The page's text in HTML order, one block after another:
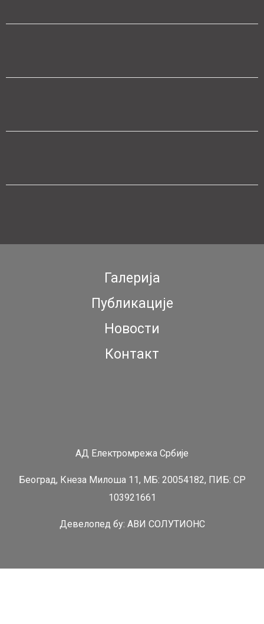
Галерија
Публикације
Новости
Контакт
АД Електромрежа Србије
Београд, Кнеза Милоша 11, МБ: 20054182, ПИБ: СР
103921661
Девелопед бy: АВИ СОЛУТИОНС